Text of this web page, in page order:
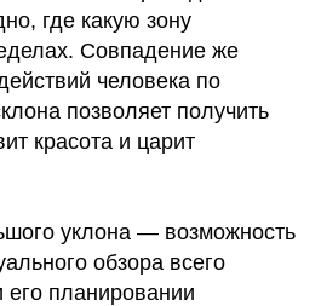
где какую зону
Совпадение же
человека по
позволяет получить
красота и царит
уклона — возможность
обзора всего
его планировании